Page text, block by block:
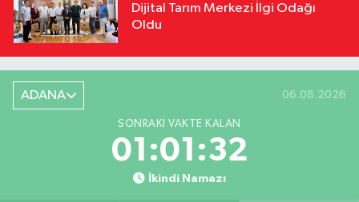
Dijital Tarım Merkezi İlgi Odağı
Oldu
ADANA 06.08.2026
SONRAKI VAKTE KALAN
01:01:31
İkindi Namazı